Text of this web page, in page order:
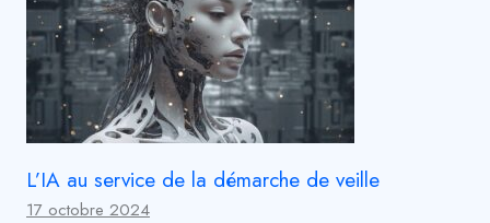
L’IA au service de la démarche de veille
17 octobre 2024